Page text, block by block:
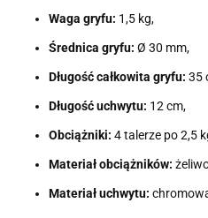
Waga gryfu: 1,5 kg,
Średnica gryfu: Ø 30 mm,
Długość całkowita gryfu: 35
Długość uchwytu: 12 cm,
Obciążniki: 4 talerze po 2,5
Materiał obciążników:
Materiał uchwytu: